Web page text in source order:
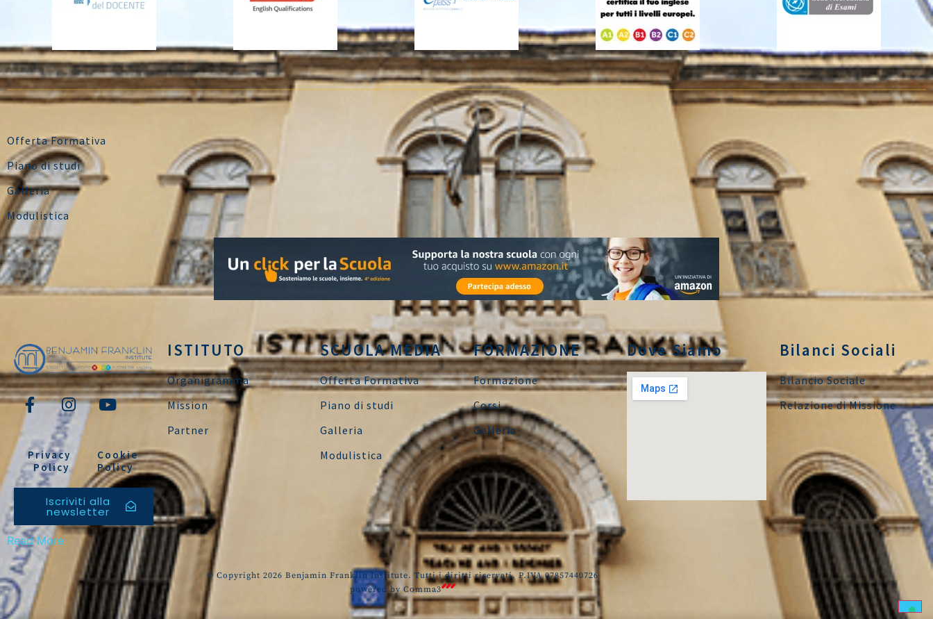
Offerta Formativa
Piano di studi
Galleria
Modulistica
Privacy
Policy
Cookie
Policy
Iscriviti alla
newsletter
ISTITUTO
Organigramma
Mission
Partner
SCUOLA MEDIA
Offerta Formativa
Piano di studi
Galleria
Modulistica
FORMAZIONE
Formazione
Corsi
Galleria
Dove Siamo Bilanci Sociali
Bilancio Sociale
Relazione di Missione
Read More
© Copyright 2026 Benjamin Franklin Institute. Tutti i diritti riservati. P.IVA 07857440726
powered byComma3